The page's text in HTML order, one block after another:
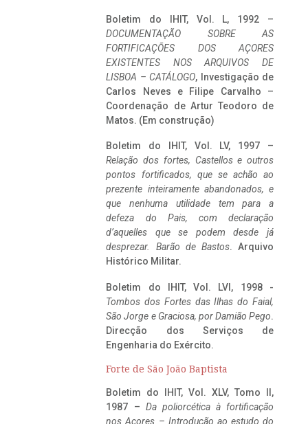
Boletim do IHIT, Vol. L, 1992 –
DOCUMENTAÇÃO SOBRE AS
FORTIFICAÇÕES DOS AÇORES
EXISTENTES NOS ARQUIVOS DE
LISBOA – CATÁLOGO, Investigação de
Carlos Neves e Filipe Carvalho –
Coordenação de Artur Teodoro de
Matos. (Em construção)
Boletim do IHIT, Vol. LV, 1997 –
Relação dos fortes, Castellos e outros
pontos fortificados, que se achão ao
prezente inteiramente abandonados, e
que nenhuma utilidade tem para a
defeza do Pais, com declaração
d’aquelles que se podem desde já
desprezar. Barão de Bastos. Arquivo
Histórico Militar.
Boletim do IHIT, Vol. LVI, 1998 -
Tombos dos Fortes das Ilhas do Faial,
São Jorge e Graciosa, por Damião Pego.
Direcção dos Serviços de
Engenharia do Exército.
Forte de São João Baptista
Boletim do IHIT, Vol. XLV, Tomo II,
1987 – Da poliorcética à fortificação
nos Açores – Introdução ao estudo do